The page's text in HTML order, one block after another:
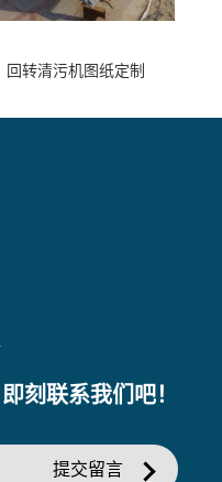
回转清污机图纸定制
即刻联系我们吧！
提交留言